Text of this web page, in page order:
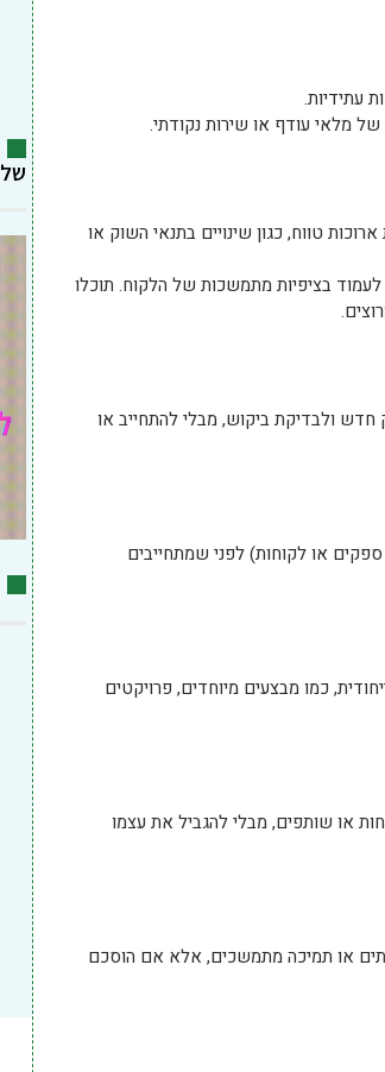
עתידיות.
מלאי עודף או שירות נקודתי.
טווח, כגון שינויים בתנאי השוק או
בציפיות מתמשכות של הלקוח. תוכלו
ולבדיקת ביקוש, מבלי להתחייב או
או לקוחות) לפני שמתחייבים
כמו מבצעים מיוחדים, פרויקטים
או שותפים, מבלי להגביל את עצמו
או תמיכה מתמשכים, אלא אם הוסכם